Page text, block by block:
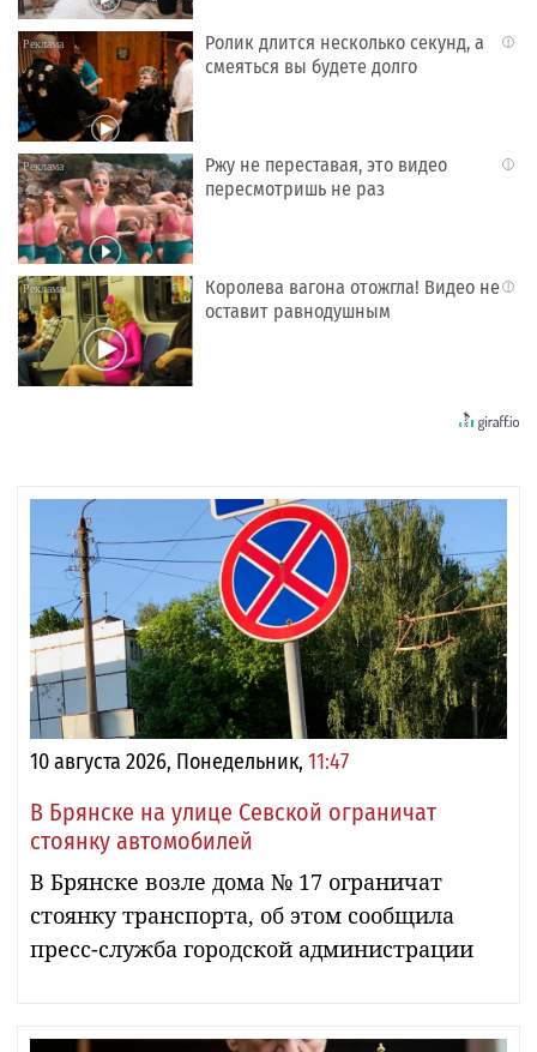
i
Ролик длится несколько секунд, а
смеяться вы будете долго
i
Ржу не переставая, это видео
пересмотришь не раз
i
Королева вагона отожгла! Видео не
оставит равнодушным
10 августа 2026, Понедельник, 11:47
В Брянске на улице Севской ограничат
стоянку автомобилей
В Брянске возле дома № 17 ограничат
стоянку транспорта, об этом сообщила
пресс-служба городской администрации